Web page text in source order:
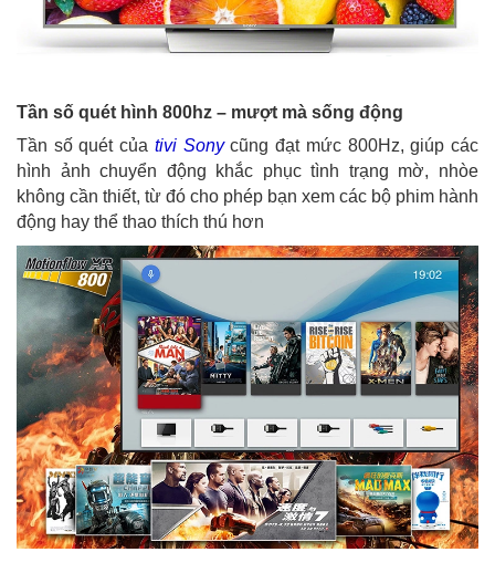
Tần số quét hình 800hz – mượt mà sống động
Tần số quét của tivi Sonycũng đạt mức 800Hz, giúp các
hình ảnh chuyển động khắc phục tình trạng mờ, nhòe
không cần thiết, từ đó cho phép bạn xem các bộ phim hành
động hay thể thao thích thú hơn